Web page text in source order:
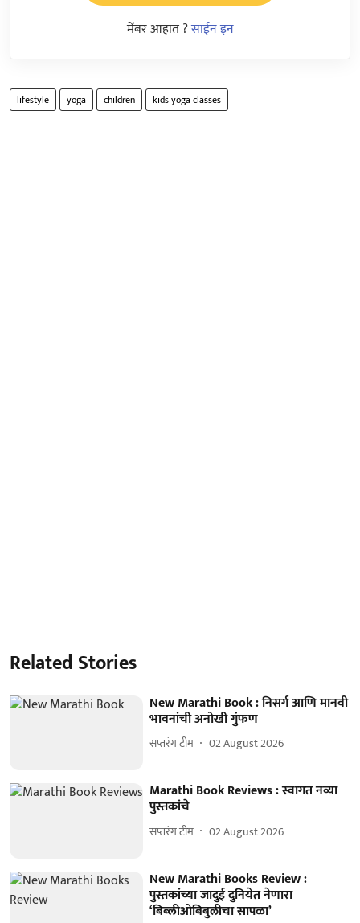
मेंबर आहात ?साईन इन
lifestyle yoga children kids yoga classes
Related Stories
New Marathi Book : निसर्ग आणि मानवी
भावनांची अनोखी गुंफण
सप्तरंग टीम 02 August 2026
Marathi Book Reviews : स्वागत नव्या
पुस्तकांचे
सप्तरंग टीम 02 August 2026
New Marathi Books Review :
पुस्तकांच्या जादुई दुनियेत नेणारा
‘बिब्लीओबिबुलीचा सापळा’